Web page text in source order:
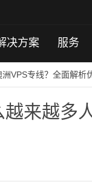
决方案 服务
VPS专线？全面解析
越来越多